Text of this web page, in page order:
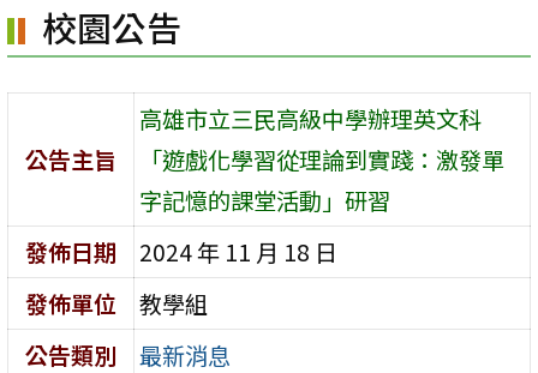
區
校園公告
公告主旨
高雄市立三民高級中學辦理英文科
「遊戲化學習從理論到實踐：激發單
字記憶的課堂活動」研習
發佈日期
2024 年 11 月 18 日
發佈單位
教學組
公告類別
最新消息